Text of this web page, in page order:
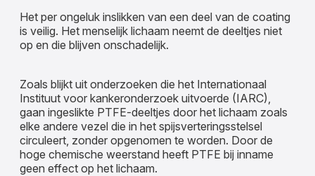
Het per ongeluk inslikken van een deel van de coating
is veilig. Het menselijk lichaam neemt de deeltjes niet
op en die blijven onschadelijk.
Zoals blijkt uit onderzoeken die het Internationaal
Instituut voor kankeronderzoek uitvoerde (IARC),
gaan ingeslikte PTFE-deeltjes door het lichaam zoals
elke andere vezel die in het spijsverteringsstelsel
circuleert, zonder opgenomen te worden. Door de
hoge chemische weerstand heeft PTFE bij inname
geen effect op het lichaam.